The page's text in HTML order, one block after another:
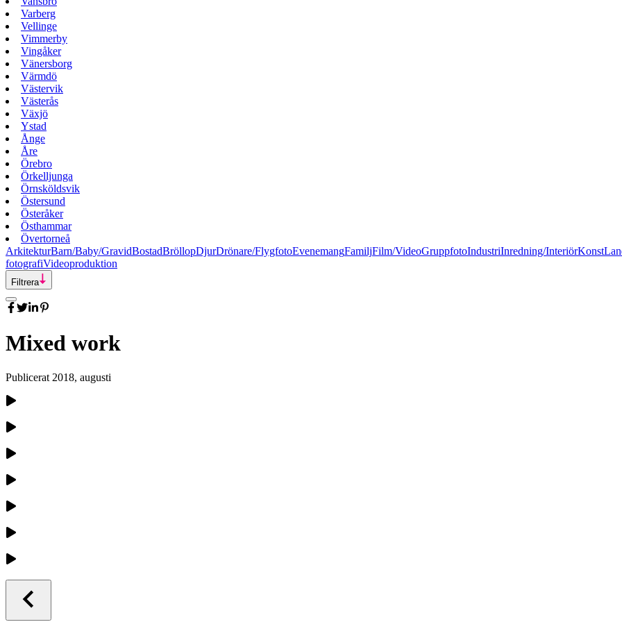
Varberg
Vellinge
Vimmerby
Vingåker
Vänersborg
Värmdö
Västervik
Västerås
Växjö
Ystad
Ånge
Åre
Örebro
Örkelljunga
Örnsköldsvik
Östersund
Österåker
Östhammar
Övertorneå
ArkitekturBarn/Baby/GravidBostadBröllopDjurDrönare/FlygfotoEvenemangFamiljFilm/VideoGruppfotoIndustriInredning/InteriörKonst
fotografiVideoproduktion
Filtrera
Mixed work
Publicerat 2018, augusti